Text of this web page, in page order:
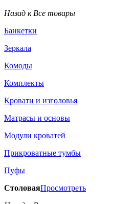
Назад к Все товары
Банкетки
Зеркала
Комоды
Комплекты
Кровати и изголовья
Матрасы и основы
Модули кроватей
Прикроватные тумбы
Пуфы
СтоловаяПросмотреть